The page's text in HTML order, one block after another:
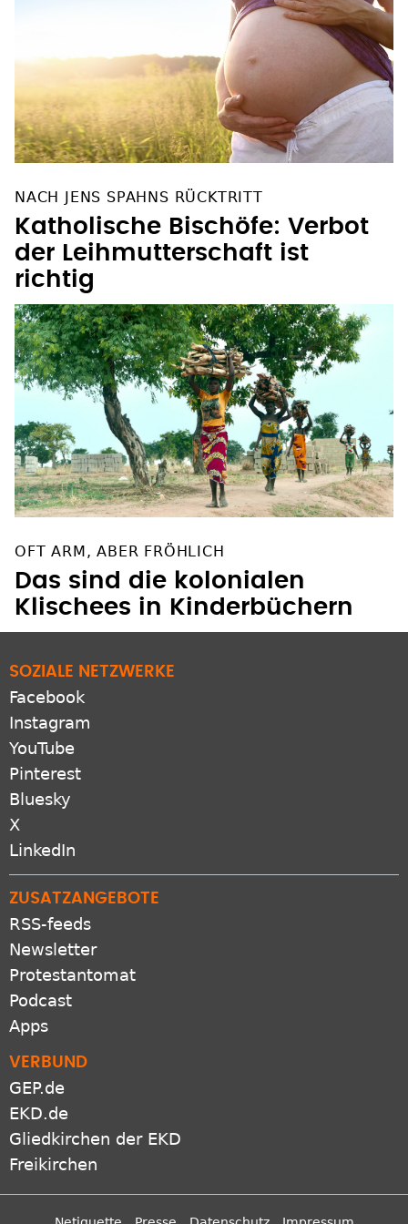
NACH JENS SPAHNS RÜCKTRITT
Katholische Bischöfe: Verbot
der Leihmutterschaft ist
richtig
OFT ARM, ABER FRÖHLICH
Das sind die kolonialen
SOZIALE NETZWERKE
Facebook
Instagram
YouTube
Pinterest
Bluesky
X
ZUSATZANGEBOTE
RSS-feeds
Newsletter
Protestantomat
Podcast
VERBUND
GEP.de
EKD.de
Gliedkirchen der EKD